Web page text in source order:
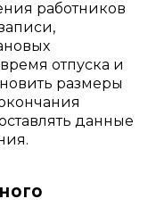
работников
отпуска и
размеры
данные